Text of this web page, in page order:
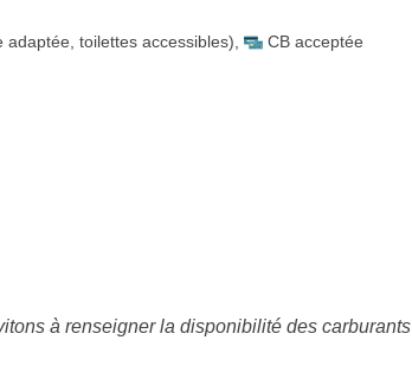
adaptée, toilettes accessibles) CB acceptée
à renseigner la disponibilité des carburants